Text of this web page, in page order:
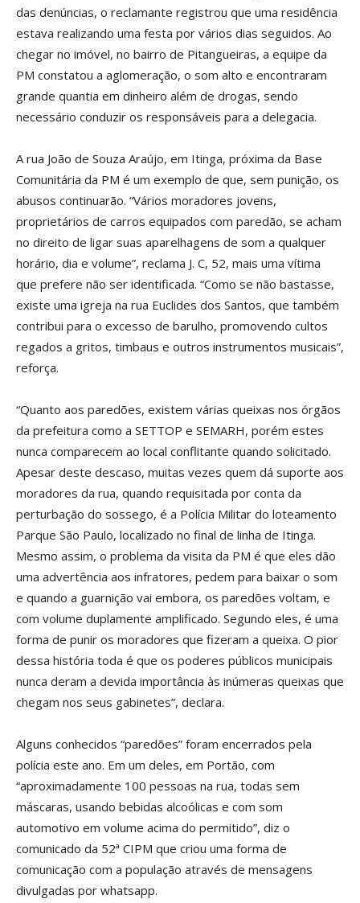
das denúncias, o reclamante registrou que uma residência
estava realizando uma festa por vários dias seguidos. Ao
chegar no imóvel, no bairro de Pitangueiras, a equipe da
PM constatou a aglomeração, o som alto e encontraram
grande quantia em dinheiro além de drogas, sendo
necessário conduzir os responsáveis para a delegacia.
A rua João de Souza Araújo, em Itinga, próxima da Base
Comunitária da PM é um exemplo de que, sem punição, os
abusos continuarão. “Vários moradores jovens,
proprietários de carros equipados com paredão, se acham
no direito de ligar suas aparelhagens de som a qualquer
horário, dia e volume”, reclama J. C, 52, mais uma vítima
que prefere não ser identificada. “Como se não bastasse,
existe uma igreja na rua Euclides dos Santos, que também
contribui para o excesso de barulho, promovendo cultos
regados a gritos, timbaus e outros instrumentos musicais”,
reforça.
“Quanto aos paredões, existem várias queixas nos órgãos
da prefeitura como a SETTOP e SEMARH, porém estes
nunca comparecem ao local conflitante quando solicitado.
Apesar deste descaso, muitas vezes quem dá suporte aos
moradores da rua, quando requisitada por conta da
perturbação do sossego, é a Polícia Militar do loteamento
Parque São Paulo, localizado no final de linha de Itinga.
Mesmo assim, o problema da visita da PM é que eles dão
uma advertência aos infratores, pedem para baixar o som
e quando a guarnição vai embora, os paredões voltam, e
com volume duplamente amplificado. Segundo eles, é uma
forma de punir os moradores que fizeram a queixa. O pior
dessa história toda é que os poderes públicos municipais
nunca deram a devida importância às inúmeras queixas que
chegam nos seus gabinetes”, declara.
Alguns conhecidos “paredões” foram encerrados pela
polícia este ano. Em um deles, em Portão, com
“aproximadamente 100 pessoas na rua, todas sem
máscaras, usando bebidas alcoólicas e com som
automotivo em volume acima do permitido”, diz o
comunicado da 52ª CIPM que criou uma forma de
comunicação com a população através de mensagens
divulgadas por whatsapp.